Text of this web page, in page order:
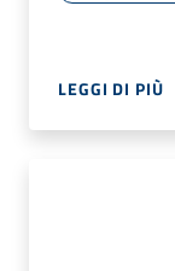
LEGGI DI PIÙ